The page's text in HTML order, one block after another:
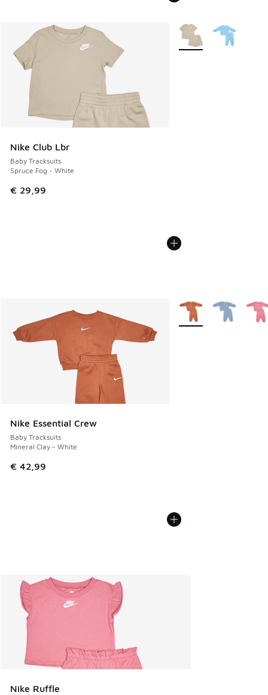
Nike Club Lbr
Baby Tracksuits
Spruce Fog - White
€ 29,99
Weitere Farben
Nike Essential Crew
Baby Tracksuits
Mineral Clay - White
€ 42,99
Weitere Farben
Nike Ruffle